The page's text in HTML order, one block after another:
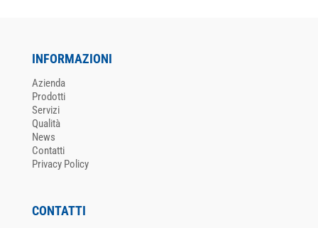
INFORMAZIONI
Azienda
Prodotti
Servizi
Qualità
News
Contatti
Privacy Policy
CONTATTI